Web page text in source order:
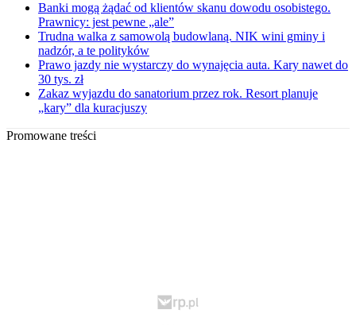
Banki mogą żądać od klientów skanu dowodu osobistego.
Prawnicy: jest pewne „ale”
Trudna walka z samowolą budowlaną. NIK wini gminy i
nadzór, a te polityków
Prawo jazdy nie wystarczy do wynajęcia auta. Kary nawet do
30 tys. zł
Zakaz wyjazdu do sanatorium przez rok. Resort planuje
„kary” dla kuracjuszy
Promowane treści